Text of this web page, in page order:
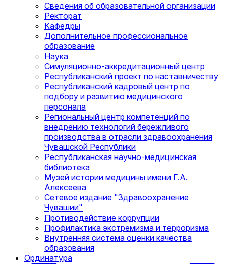
Сведения об образовательной организации
Ректорат
Кафедры
Дополнительное профессиональное
образование
Наука
Симуляционно-аккредитационный центр
Республиканский проект по наставничеству
Республиканский кадровый центр по
подбору и развитию медицинского
персонала
Региональный центр компетенций по
внедрению технологий бережливого
производства в отрасли здравоохранения
Чувашской Республики
Республиканская научно-медицинская
библиотека
Музей истории медицины имени Г.А.
Алексеева
Сетевое издание "Здравоохранение
Чувашии"
Противодействие коррупции
Профилактика экстремизма и терроризма
Внутренняя система оценки качества
образования
Ординатура